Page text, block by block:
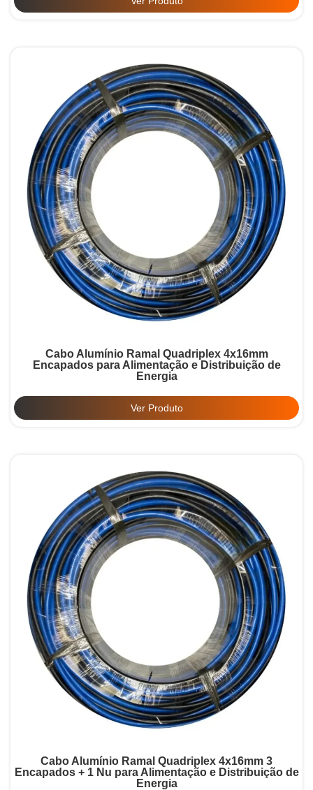
Cabo Alumínio Ramal Quadriplex 4x16mm
Encapados para Alimentação e Distribuição de
Energia
Ver Produto
Cabo Alumínio Ramal Quadriplex 4x16mm 3
Encapados + 1 Nu para Alimentação e Distribuição de
Energia